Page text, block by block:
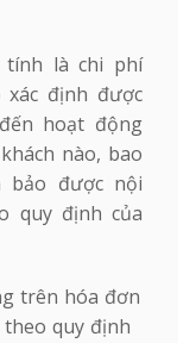
tính là chi phí
định được
hoạt động
nào, bao
bảo được nội
quy định của
trên hóa đơn
quy định